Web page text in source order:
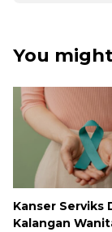
You
Kanser Serviks
Kalangan